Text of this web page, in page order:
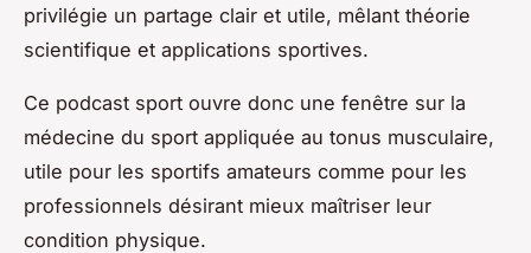
privilégie un partage clair et utile, mêlant théorie
scientifique et applications sportives.
Ce podcast sport ouvre donc une fenêtre sur la
médecine du sport appliquée au tonus musculaire,
utile pour les sportifs amateurs comme pour les
professionnels désirant mieux maîtriser leur
condition physique.